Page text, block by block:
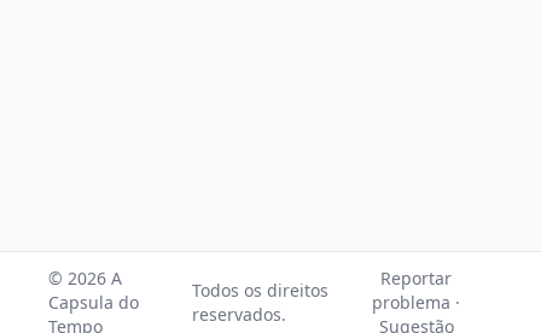
© 2026 A
Capsula do
Tempo
Todos os direitos
reservados.
Reportar
problema ·
Sugestão